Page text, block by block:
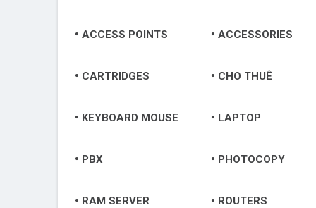
ACCESS POINTS ACCESSORIES
CARTRIDGES CHO THUÊ
KEYBOARD MOUSE LAPTOP
PBX PHOTOCOPY
RAM SERVER ROUTERS